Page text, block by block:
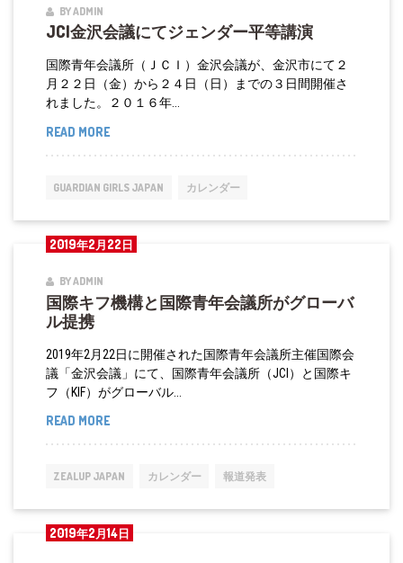
席
外
務
大
臣
を
表
敬
問
BY ADMIN
JCI金沢会議にてジェンダー平等講演
国際青年会議所（ＪＣＩ）金沢会議が、金沢市にて２
月２２日（金）から２４日（日）までの３日間開催さ
れました。２０１６年...
READ MOREJCI
金
沢
議
に
ジ
ン
ダ
ー
平
等
講
GUARDIAN GIRLS JAPAN カレンダー
2019年2月22日
BY ADMIN
国際キフ機構と国際青年会議所がグローバ
ル提携
2019年2月22日に開催された国際青年会議所主催国際会
議「金沢会議」にて、国際青年会議所（JCI）と国際キ
フ（KIF）がグローバル...
READ MORE国
際
キ
機
構
ZEALUP JAPAN カレンダー 報道発表
2019年2月14日